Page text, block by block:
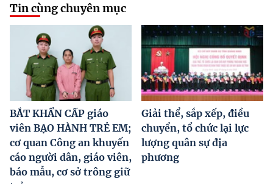
Tin cùng chuyên mục
BẮT KHẨN CẤP giáo
viên BẠO HÀNH TRẺ EM;
cơ quan Công an khuyến
cáo người dân, giáo viên,
báo mẫu, cơ sở trông giữ
Giải thể, sắp xếp, điều
chuyển, tổ chức lại lực
lượng quân sự địa
phương